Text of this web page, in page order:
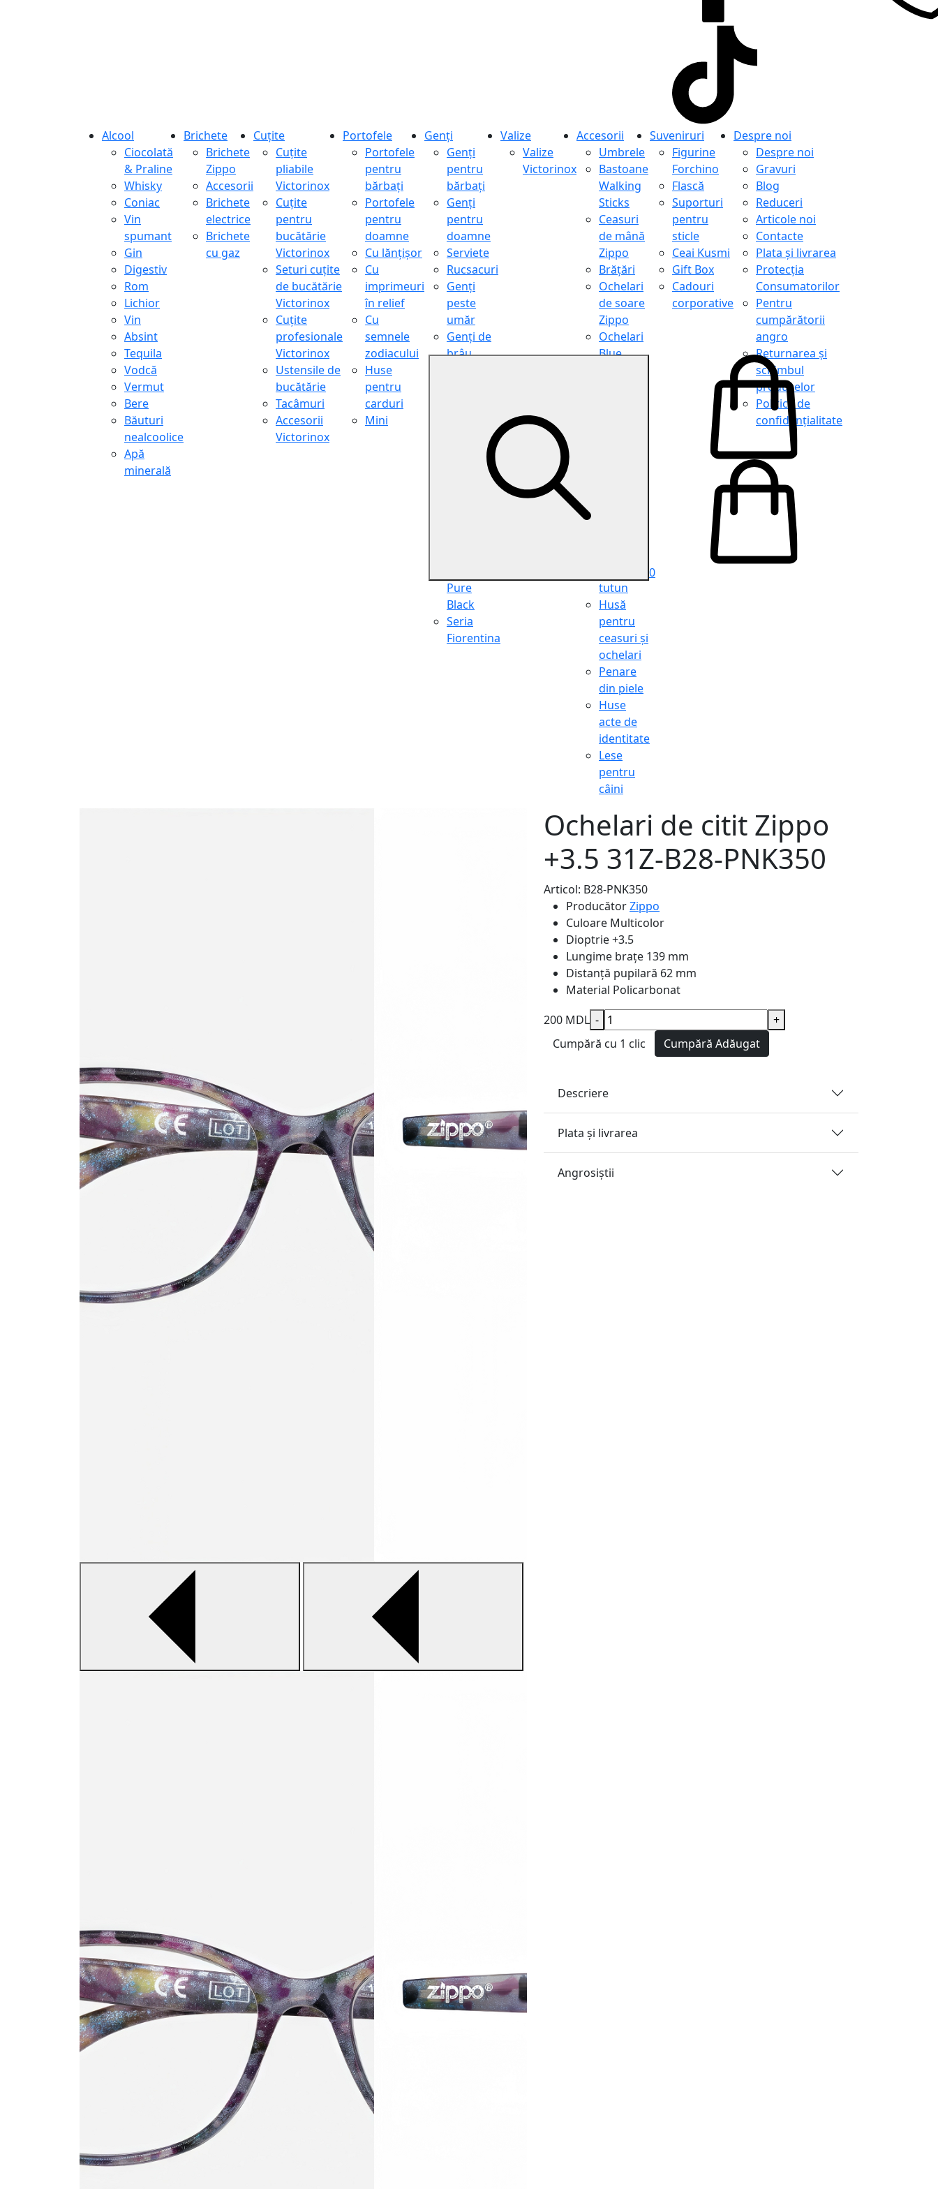
Alcool
Ciocolată
& Praline
Whisky
Coniac
Vin
spumant
Gin
Digestiv
Rom
Lichior
Vin
Absint
Tequila
Vodcă
Vermut
Bere
Băuturi
nealcoolice
Apă
minerală
Brichete
Brichete
Zippo
Accesorii
Brichete
electrice
Brichete
cu gaz
Cuțite
Cuțite
pliabile
Victorinox
Cuțite
pentru
bucătărie
Victorinox
Seturi cuțite
de bucătărie
Victorinox
Cuțite
profesionale
Victorinox
Ustensile de
bucătărie
Tacâmuri
Accesorii
Victorinox
Portofele
Portofele
pentru
bărbați
Portofele
pentru
doamne
Cu lănțișor
Cu
imprimeuri
în relief
Cu
semnele
zodiacului
Huse
pentru
carduri
Mini
Genți
Genți
pentru
bărbați
Genți
pentru
doamne
Serviete
Rucsacuri
Genți
peste
umăr
Genți de
brâu
cosmetice
Pure
Black
Seria
Fiorentina
Valize
Valize
Victorinox
Accesorii
Umbrele
Bastoane
Walking
Sticks
Ceasuri
de mână
Zippo
Brățări
Ochelari
de soare
Zippo
Ochelari
Blue
tutun
Husă
pentru
ceasuri și
ochelari
Penare
din piele
Huse
acte de
identitate
Lese
pentru
câini
Suveniruri
Figurine
Forchino
Flască
Suporturi
pentru
sticle
Ceai Kusmi
Gift Box
Cadouri
corporative
Despre noi
Despre noi
Gravuri
Blog
Reduceri
Articole noi
Contacte
Plata și livrarea
Protecţia
Consumatorilor
Pentru
cumpărătorii
angro
Returnarea și
schimbul
produselor
Politica de
confidențialitate
0
Ochelari de citit Zippo
+3.5 31Z-B28-PNK350
Articol: B28-PNK350
ProducătorZippo
Culoare Multicolor
Dioptrie+3.5
Lungime brațe 139 mm
Distanță pupilară 62 mm
Material Policarbonat
200 MDL -
+
Cumpără cu 1 clic
Cumpără Adăugat
Descriere
Plata și livrarea
Angrosiştii